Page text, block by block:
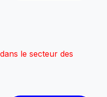
le secteur des